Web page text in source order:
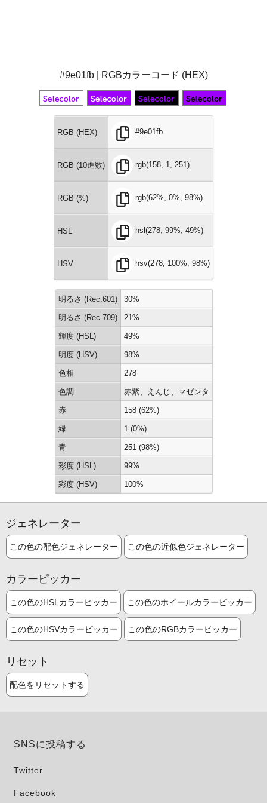
#9e01fb | RGBカラーコード (HEX)
RGB (HEX) #9e01fb
RGB (10進数) rgb(158, 1, 251)
RGB (%) rgb(62%, 0%, 98%)
HSL hsl(278, 99%, 49%)
HSV hsv(278, 100%, 98%)
明るさ (Rec.601) 30%
明るさ (Rec.709) 21%
輝度 (HSL) 49%
明度 (HSV) 98%
色相 278
色調 赤紫、えんじ、マゼンタ
赤 158 (62%)
緑 1 (0%)
青 251 (98%)
彩度 (HSL) 99%
彩度 (HSV) 100%
ジェネレーター
この色の配色ジェネレーター この色の近似色ジェネレーター
カラーピッカー
この色のHSLカラーピッカー この色のホイールカラーピッカー
この色のHSVカラーピッカー この色のRGBカラーピッカー
リセット
配色をリセットする
SNSに投稿する
Twitter
Facebook